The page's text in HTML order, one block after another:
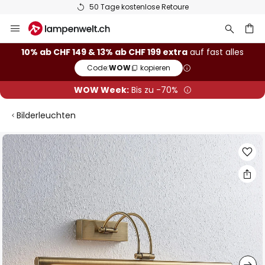
50 Tage kostenlose Retoure
Inhalt
springen
10% ab CHF 149 & 13% ab CHF 199 extra auf fast alles
Code:WOW kopieren
WOW Week:Bis zu -70%
Bilderleuchten
Zum
Ende
der
Bildgalerie
springen